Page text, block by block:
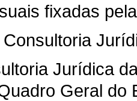
fixadas
Consultoria
Jurídica
Geral do